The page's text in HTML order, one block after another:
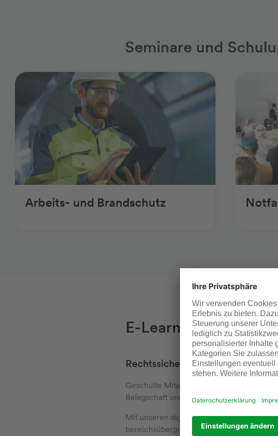
Seminare und
Arbeits- und Brandschutz
E-Learning für
Rechtssicher und flexibel
Geschulte Mitarbeiter arbeiten sicherer
Belegschaft und sorgen für mehr
Mit unseren digitalen
bereichsübergreifende oder